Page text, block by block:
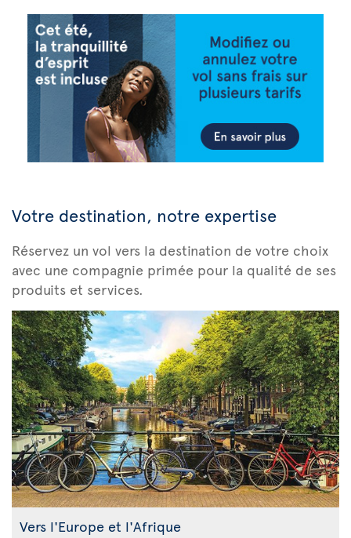
Votre destination, notre expertise
Réservez un vol vers la destination de votre choix
avec une compagnie primée pour la qualité de ses
produits et services.
Vers l'Europe et l'Afrique